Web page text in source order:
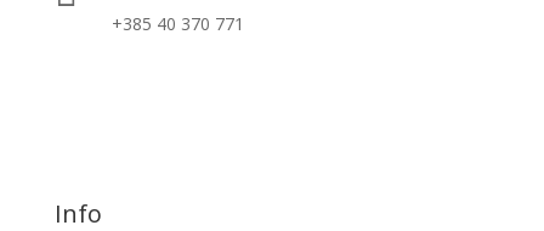
+385 40 370 771
Info